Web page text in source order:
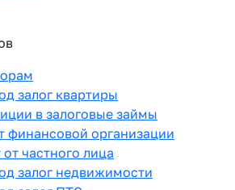
залог квартиры
в залоговые займы
финансовой организации
частного лица
залог недвижимости